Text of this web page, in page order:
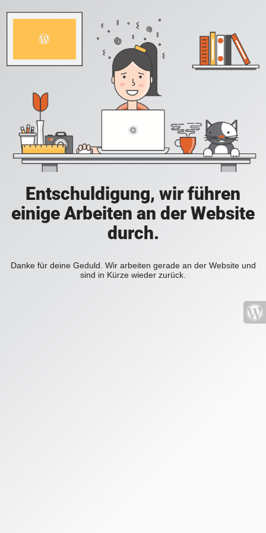
Entschuldigung, wir führen
einige Arbeiten an der Website
durch.
Danke für deine Geduld. Wir arbeiten gerade an der Website und
sind in Kürze wieder zurück.